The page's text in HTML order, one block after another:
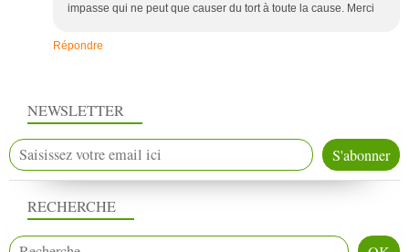
impasse qui ne peut que causer du tort à toute la cause. Merci
Répondre
NEWSLETTER
RECHERCHE